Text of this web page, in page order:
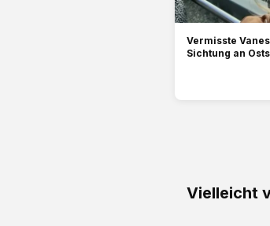
Vermisste
Sichtung an
Vielleicht